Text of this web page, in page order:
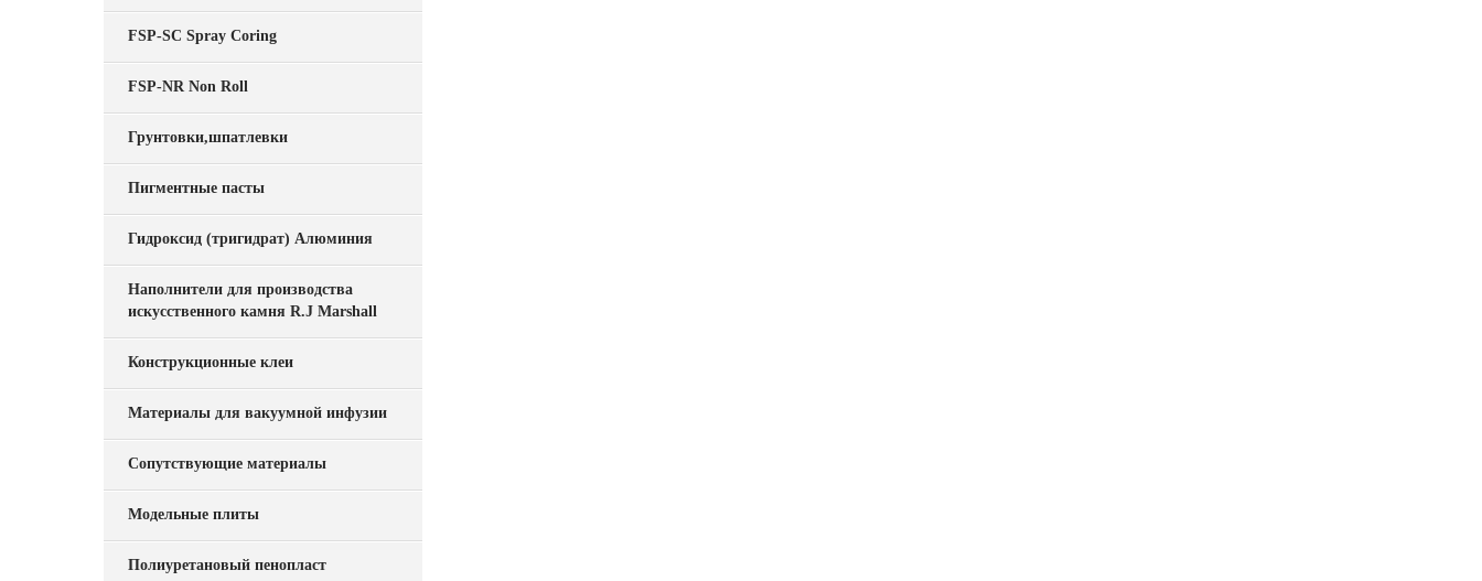
FSP-SC Spray Coring
FSP-NR Non Roll
Грунтовки,шпатлевки
Пигментные пасты
Гидроксид (тригидрат) Алюминия
Наполнители для производства
искусственного камня R.J Marshall
Конструкционные клеи
Материалы для вакуумной инфузии
Сопутствующие материалы
Модельные плиты
Полиуретановый пенопласт